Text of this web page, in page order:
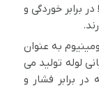
برابر خوردگی و
به عنوان
لوله تولید می
برابر فشار و